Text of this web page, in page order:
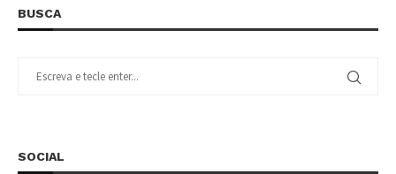
BUSCA
SOCIAL